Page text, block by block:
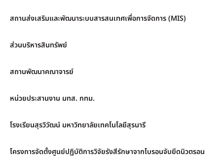
สถานส่งเสริมและพัฒนาระบบสารสนเทศเพื่อการจัดการ (MIS)
ส่วนบริหารสินทรัพย์
สถานพัฒนาคณาจารย์
หน่วยประสานงาน มทส. กทม.
โรงเรียนสุรวิวัฒน์ มหาวิทยาลัยเทคโนโลยีสุรนารี
โครงการจัดตั้งศูนย์ปฏิบัติการวิจัยรังสีรักษาจากโบรอนจับยึดนิวตรอน